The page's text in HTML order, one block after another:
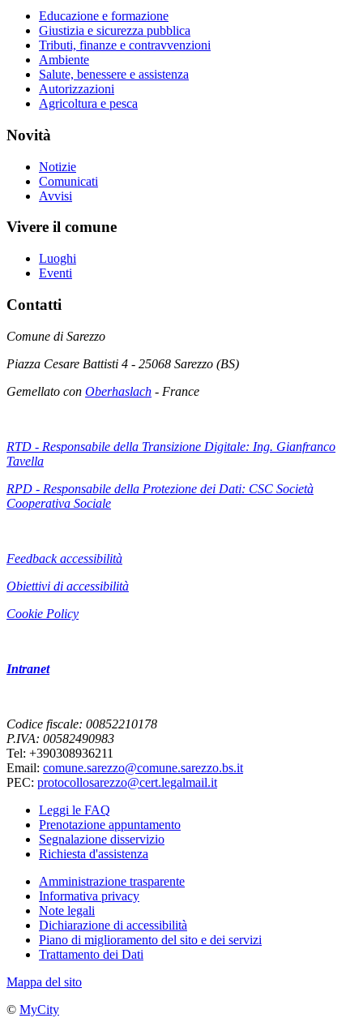
Educazione e formazione
Giustizia e sicurezza pubblica
Tributi, finanze e contravvenzioni
Ambiente
Salute, benessere e assistenza
Autorizzazioni
Agricoltura e pesca
Novità
Notizie
Comunicati
Avvisi
Vivere il comune
Luoghi
Eventi
Contatti
Comune di Sarezzo
Piazza Cesare Battisti 4 - 25068 Sarezzo (BS)
Gemellato con Oberhaslach - France
RTD - Responsabile della Transizione Digitale: Ing. Gianfranco
Tavella
RPD - Responsabile della Protezione dei Dati: CSC Società
Cooperativa Sociale
Feedback accessibilità
Obiettivi di accessibilità
Cookie Policy
Intranet
Codice fiscale: 00852210178
P.IVA: 00582490983
Tel: +390308936211
Email: comune.sarezzo@comune.sarezzo.bs.it
PEC: protocollosarezzo@cert.legalmail.it
Leggi le FAQ
Prenotazione appuntamento
Segnalazione disservizio
Richiesta d'assistenza
Amministrazione trasparente
Informativa privacy
Note legali
Dichiarazione di accessibilità
Piano di miglioramento del sito e dei servizi
Trattamento dei Dati
Mappa del sito
© MyCity